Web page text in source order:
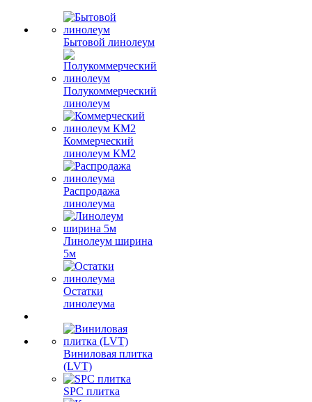
Бытовой линолеум
Полукоммерческий
линолеум
Коммерческий
линолеум КМ2
Распродажа
линолеума
Линолеум ширина
5м
Остатки
линолеума
Виниловая плитка
(LVT)
SPC плитка